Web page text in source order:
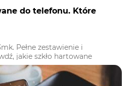
do telefonu. Które
Pełne zestawienie i
jakie szkło hartowane
telefonu i wybierz najlepsze